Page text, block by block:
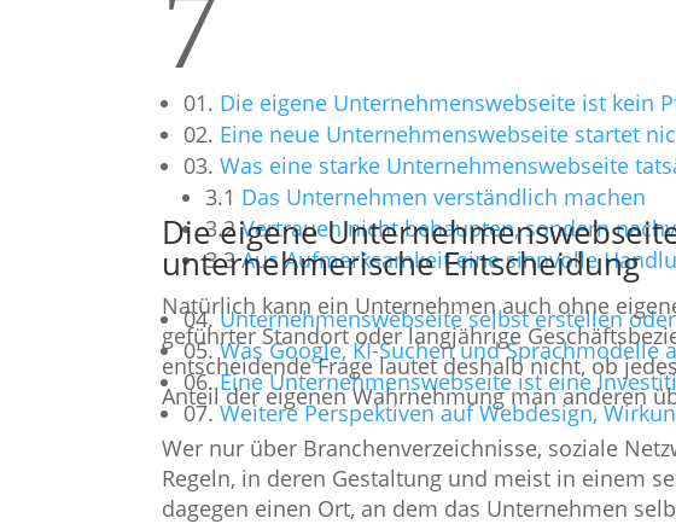
7
01. Die eigene Unternehmenswebseite ist kein
02. Eine neue Unternehmenswebseite startet
03. Was eine starke Unternehmenswebseite
3.1 Das Unternehmen verständlich machen
3.2 Vertrauen nicht behaupten, sondern
3.3 Aus Aufmerksamkeit eine sinnvolle
04. Unternehmenswebseite selbst erstellen
05. Was Google, KI-Suchen und
06. Eine Unternehmenswebseite ist eine
07. Weitere Perspektiven auf Webdesign,
Die eigene
unternehmerische Entscheidung
Natürlich kann ein Unternehmen auch ohne
geführter Standort oder langjährige
entscheidende Frage lautet deshalb nicht, ob
Anteil der eigenen Wahrnehmung man anderen
Wer nur über Branchenverzeichnisse, soziale
Regeln, in deren Gestaltung und meist in einem
dagegen einen Ort, an dem das Unternehmen